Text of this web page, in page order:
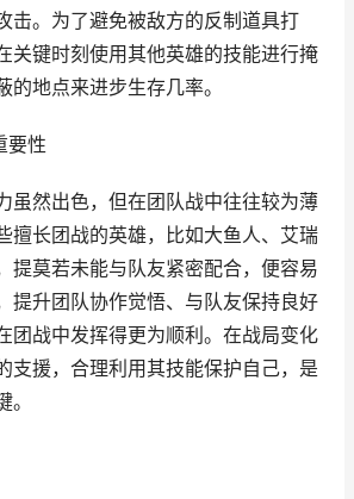
击。为了避免被敌方的反制道具打
关键时刻使用其他英雄的技能进行掩
的地点来进步生存几率。
要性
虽然出色，但在团队战中往往较为薄
擅长团战的英雄，比如大鱼人、艾瑞
提莫若未能与队友紧密配合，便容易
提升团队协作觉悟、与队友保持良好
团战中发挥得更为顺利。在战局变化
支援，合理利用其技能保护自己，是